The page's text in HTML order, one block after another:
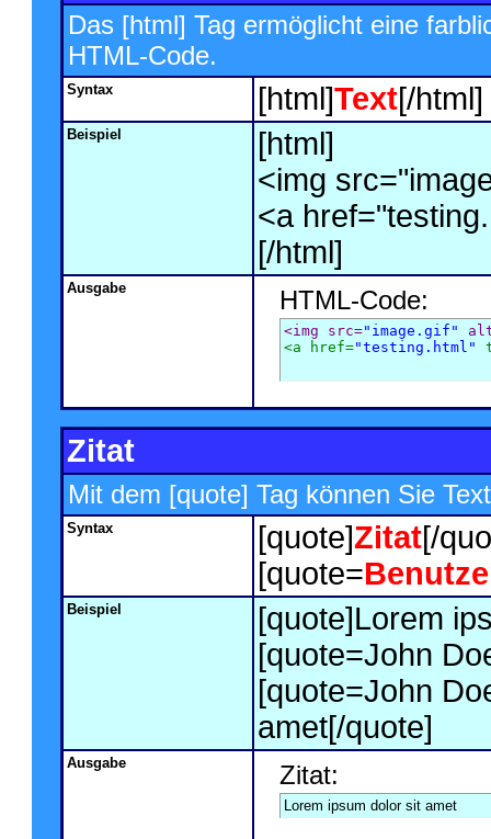
Das [html] Tag ermöglicht eine
HTML-Code.
Syntax [html]Text[/html]
Beispiel
[html]
<img
<a
[/html]
Ausgabe HTML-Code:
<img src="image.gif"
<a href="testing.html"
Zitat
Mit dem [quote] Tag können Sie
Syntax [quote]Zitat[/
[quote=
Beispiel
[quote]Lorem
[quote=John
[quote=John
amet[/quote]
Ausgabe Zitat:
Lorem ipsum dolor sit amet